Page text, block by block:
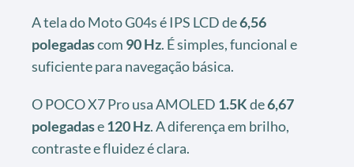
A tela do Moto G04s é IPS LCD de6,56
polegadascom 90 Hz. É simples, funcional e
suficiente para navegação básica.
O POCO X7 Pro usa AMOLED 1.5Kde6,67
polegadase120 Hz. A diferença em brilho,
contraste e fluidez é clara.